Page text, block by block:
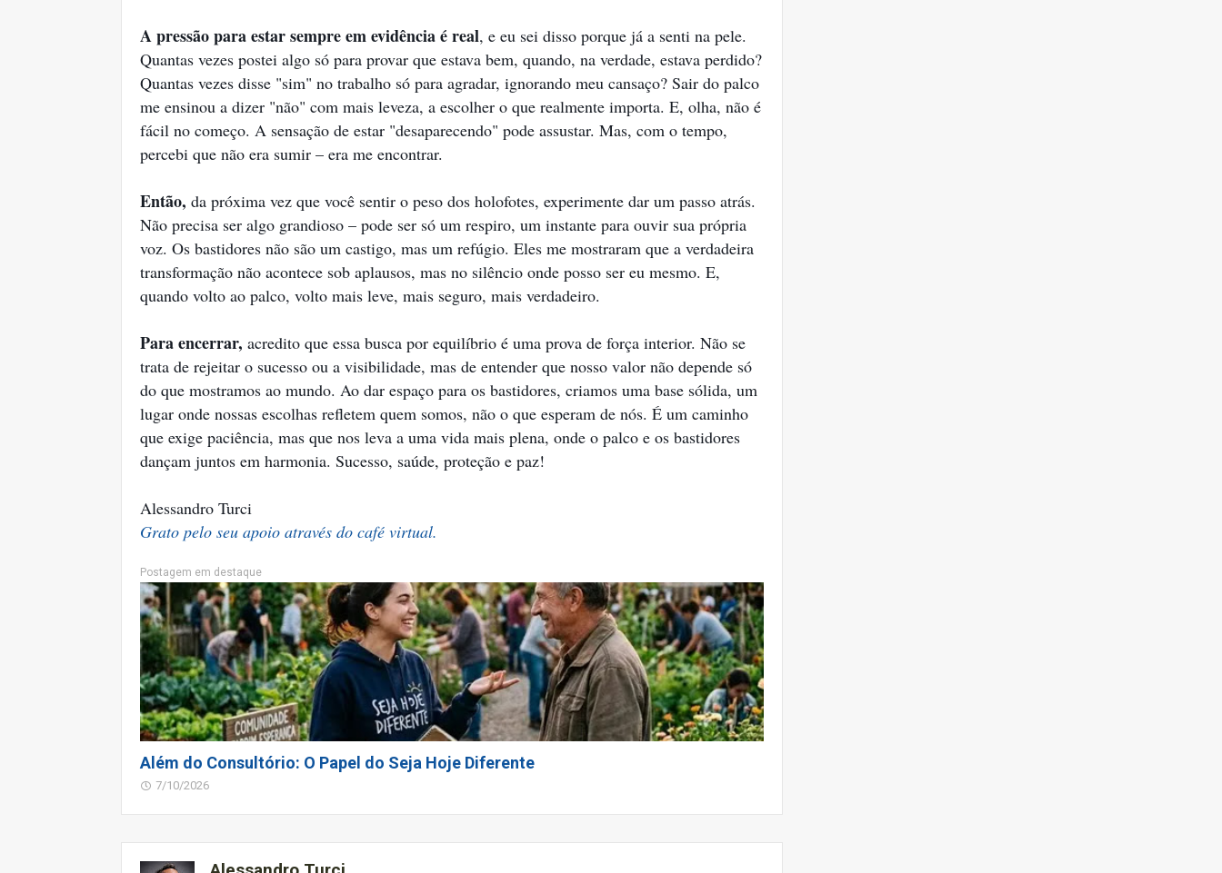
A pressão para estar sempre em evidência é real, e eu sei disso porque já a senti na pele.
Quantas vezes postei algo só para provar que estava bem, quando, na verdade, estava perdido?
Quantas vezes disse "sim" no trabalho só para agradar, ignorando meu cansaço? Sair do palco
me ensinou a dizer "não" com mais leveza, a escolher o que realmente importa. E, olha, não é
fácil no começo. A sensação de estar "desaparecendo" pode assustar. Mas, com o tempo,
percebi que não era sumir – era me encontrar.
Então, da próxima vez que você sentir o peso dos holofotes, experimente dar um passo atrás.
Não precisa ser algo grandioso – pode ser só um respiro, um instante para ouvir sua própria
voz. Os bastidores não são um castigo, mas um refúgio. Eles me mostraram que a verdadeira
transformação não acontece sob aplausos, mas no silêncio onde posso ser eu mesmo. E,
quando volto ao palco, volto mais leve, mais seguro, mais verdadeiro.
Para encerrar, acredito que essa busca por equilíbrio é uma prova de força interior. Não se
trata de rejeitar o sucesso ou a visibilidade, mas de entender que nosso valor não depende só
do que mostramos ao mundo. Ao dar espaço para os bastidores, criamos uma base sólida, um
lugar onde nossas escolhas refletem quem somos, não o que esperam de nós. É um caminho
que exige paciência, mas que nos leva a uma vida mais plena, onde o palco e os bastidores
dançam juntos em harmonia. Sucesso, saúde, proteção e paz!
Alessandro Turci
Grato pelo seu apoio através do café virtual.
Postagem em destaque
Além do Consultório: O Papel do Seja Hoje Diferente
7/10/2026